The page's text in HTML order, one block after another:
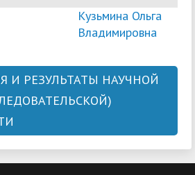
Кузьмина Ольга
Владимировна
И РЕЗУЛЬТАТЫ НАУЧНОЙ